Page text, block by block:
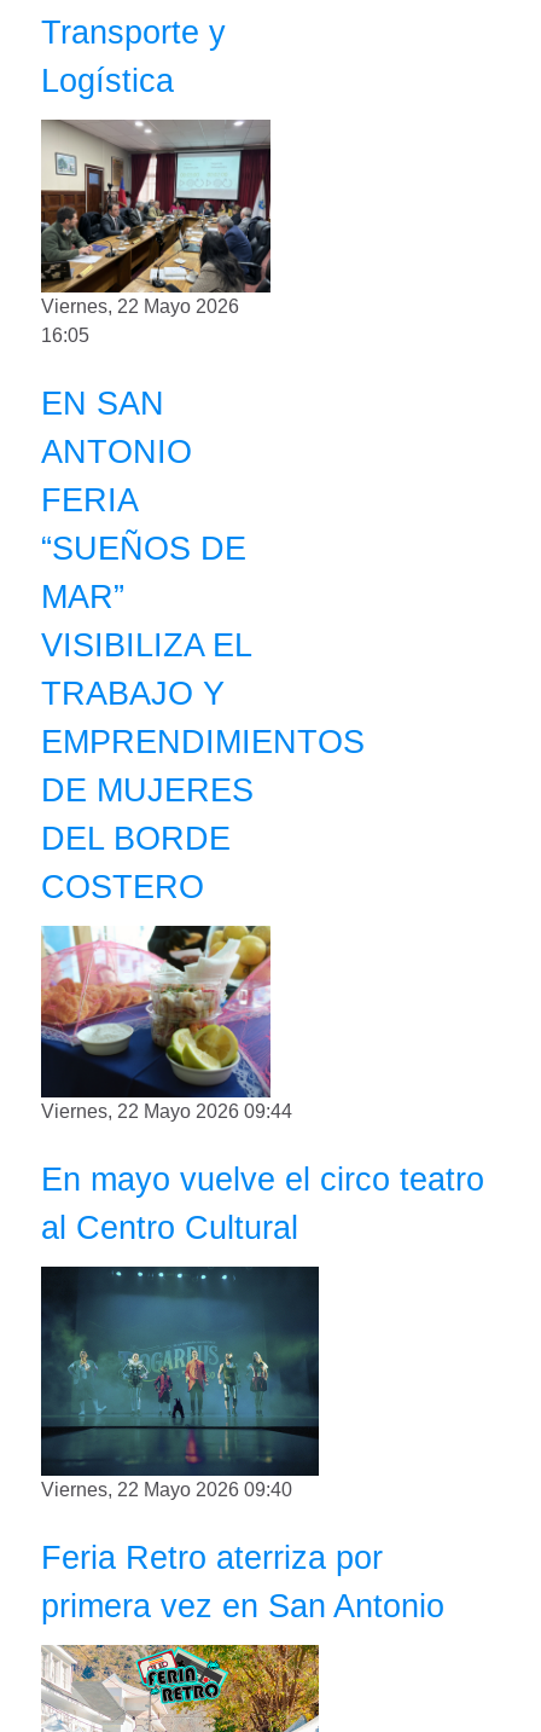
Transporte y
Logística
Viernes, 22 Mayo 2026
16:05
EN SAN
ANTONIO
FERIA
“SUEÑOS DE
MAR”
VISIBILIZA EL
TRABAJO Y
EMPRENDIMIENTOS
DE MUJERES
DEL BORDE
COSTERO
Viernes, 22 Mayo 2026 09:44
En mayo vuelve el circo teatro
al Centro Cultural
Viernes, 22 Mayo 2026 09:40
Feria Retro aterriza por
primera vez en San Antonio